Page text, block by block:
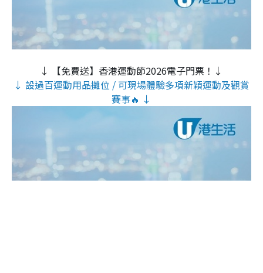
↓ 【免費送】香港運動節2026電子門票！↓
↓ 設過百運動用品攤位 / 可現場體驗多項新穎運動及觀賞
賽事🔥 ↓